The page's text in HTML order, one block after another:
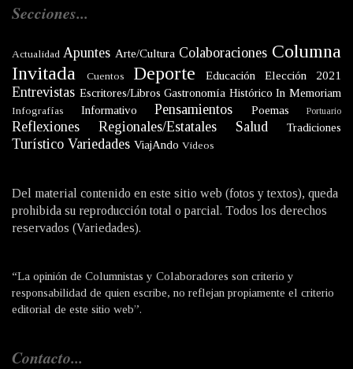
Secciones...
Actualidad Apuntes Arte/Cultura Colaboraciones Columna
Invitada
Cuentos Deporte Educación Elección 2021
Entrevistas Escritores/Libros Gastronomía Histórico In Memoriam
Infografías Informativo Pensamientos Poemas Portuario
Reflexiones Regionales/Estatales Salud Tradiciones
Turístico Variedades ViajAndo Videos
Del material contenido en este sitio web (fotos y textos), queda
prohibida su reproducción total o parcial. Todos los derechos
reservados (Variedades).
“La opinión de Columnistas y Colaboradores son criterio y
responsabilidad de quien escribe, no reflejan propiamente el criterio
editorial de este sitio web”.
Contacto...